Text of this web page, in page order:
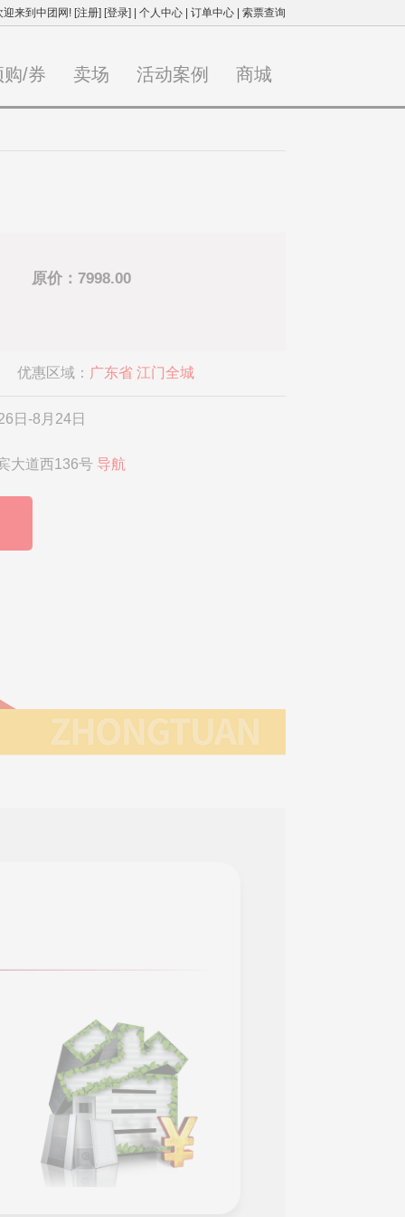
迎来到中团网! [注册] [登录] 个人中心 订单中心 索票查询
购/券 卖场 活动案例 商城
原价：7998.00
优惠区域： 广东省 江门全城
日-8月24日
大道西136号 导航